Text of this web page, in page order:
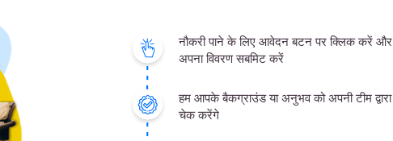
नौकरी पाने के लिए आवेदन बटन पर क्लिक करें और
अपना विवरण सबमिट करें
हम आपके बैकग्राउंड या अनुभव को अपनी टीम द्वारा
चेक करेंगे